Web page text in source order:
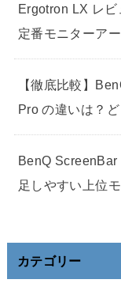
Ergotron LX レビ
定番モニターア
【徹底比較】
Pro の違いは？
BenQ
足しやすい上位
カテゴリー